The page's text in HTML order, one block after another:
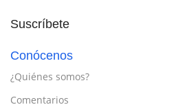
Suscríbete
Conócenos
¿Quiénes somos?
Comentarios